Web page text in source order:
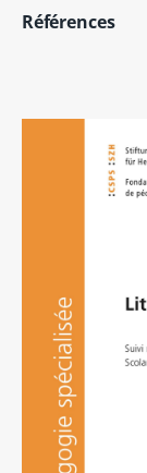
Références